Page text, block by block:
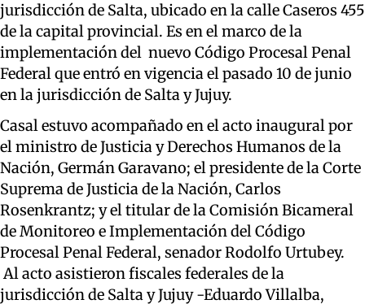
jurisdicción de Salta, ubicado en la calle Caseros 455
de la capital provincial. Es en el marco de la
implementación del nuevo Código Procesal Penal
Federal que entró en vigencia el pasado 10 de junio
en la jurisdicción de Salta y Jujuy.
Casal estuvo acompañado en el acto inaugural por
el ministro de Justicia y Derechos Humanos de la
Nación, Germán Garavano; el presidente de la Corte
Suprema de Justicia de la Nación, Carlos
Rosenkrantz; y el titular de la Comisión Bicameral
de Monitoreo e Implementación del Código
Procesal Penal Federal, senador Rodolfo Urtubey.
Al acto asistieron fiscales federales de la
jurisdicción de Salta y Jujuy -Eduardo Villalba,